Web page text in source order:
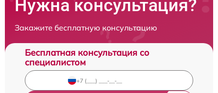
Нужна консультация?
Закажите бесплатную консультацию
Бесплатная консультация со
специалистом